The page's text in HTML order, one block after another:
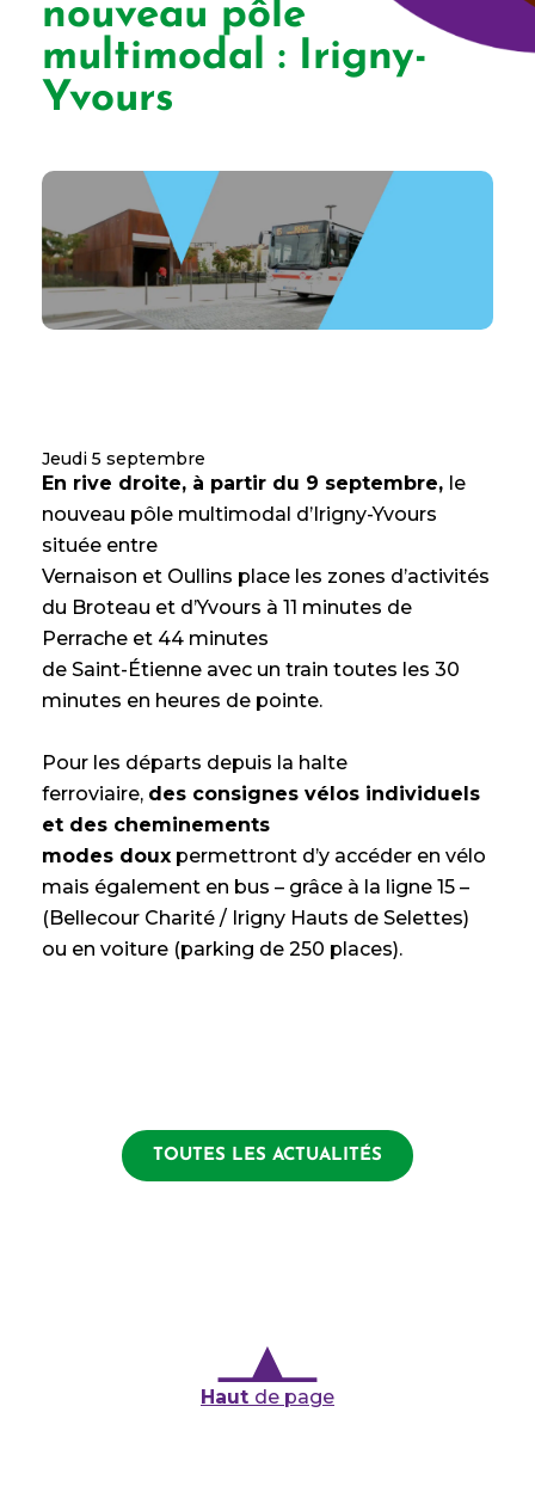
nouveau pôle
multimodal : Irigny-
Yvours
Jeudi 5 septembre
En rive droite, à partir du 9 septembre, le
nouveau pôle multimodal d’Irigny-Yvours
située entre
Vernaison et Oullins place les zones d’activités
du Broteau et d’Yvours à 11 minutes de
Perrache et 44 minutes
de Saint-Étienne avec un train toutes les 30
minutes en heures de pointe.
Pour les départs depuis la halte
ferroviaire, des consignes vélos individuels
et des cheminements
modes doux permettront d’y accéder en vélo
mais également en bus – grâce à la ligne 15 –
(Bellecour Charité / Irigny Hauts de Selettes)
ou en voiture (parking de 250 places).
TOUTES LES ACTUALITÉS
Haut de page